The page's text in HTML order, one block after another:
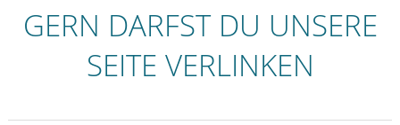
GERN DARFST DU UNSERE
SEITE VERLINKEN